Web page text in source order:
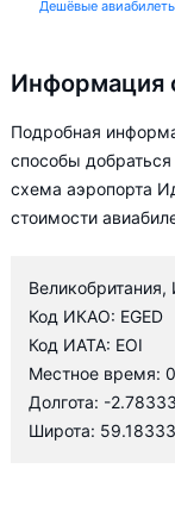
Дешёвые
Информация
Подробная
способы добраться
схема аэропорта
стоимости
Великобритания,
Код ИКАО: EGED
Код ИАТА: EOI
Местное время:
Долгота: -
Широта: